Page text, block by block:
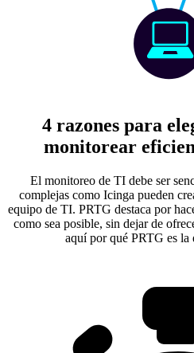
4 razones para
monitorear
El monitoreo de TI debe ser
complejas como Icinga pueden
equipo de TI. PRTG destaca por
como sea posible, sin dejar de
aquí por qué PRTG es la